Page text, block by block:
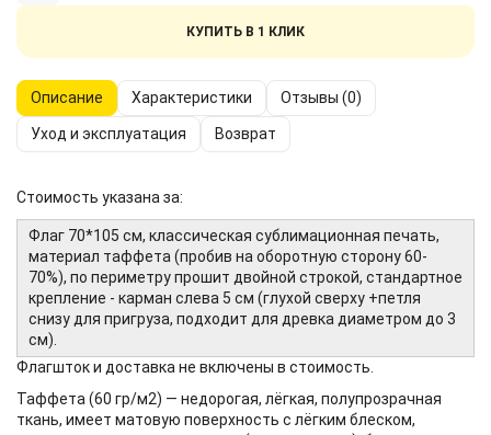
КУПИТЬ В 1 КЛИК
Описание Характеристики Отзывы (0)
Уход и эксплуатация Возврат
Стоимость указана за:
Флаг 70*105 см, классическая сублимационная печать,
материал таффета (пробив на оборотную сторону 60-
70%), по периметру прошит двойной строкой, стандартное
крепление - карман слева 5 см (глухой сверху +петля
снизу для пригруза, подходит для древка диаметром до 3
см).
Флагшток и доставка не включены в стоимость.
Таффета (60 гр/м2) — недорогая, лёгкая, полупрозрачная
ткань, имеет матовую поверхность с лёгким блеском,